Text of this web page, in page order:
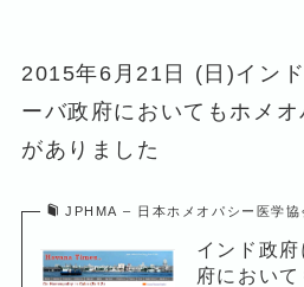
2015年6月21日 (日)イン
ーバ政府においてもホメ
がありました
JPHMA – 日本ホメオパシー医学協
インド政
府におい